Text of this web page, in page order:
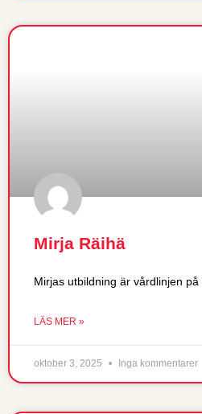
Mirja Räihä
Mirjas utbildning är vårdlinjen på
LÄS MER »
oktober 3, 2025 Inga kommentarer